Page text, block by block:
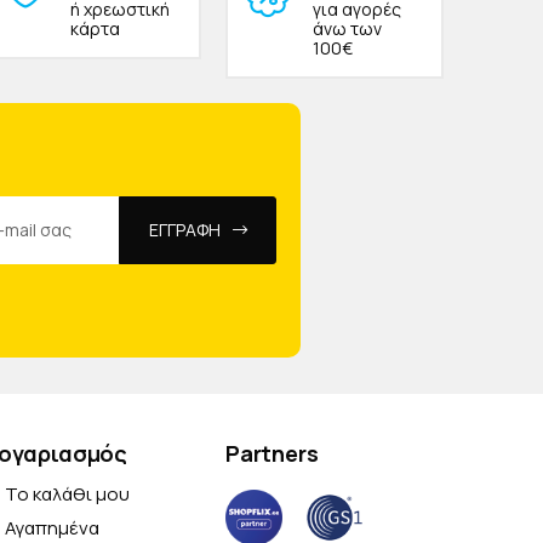
ή χρεωστική
κάρτα
για αγορές
άνω των
100€
ΕΓΓΡΑΦΗ
Το καλάθι μου
Αγαπημένα
Partners